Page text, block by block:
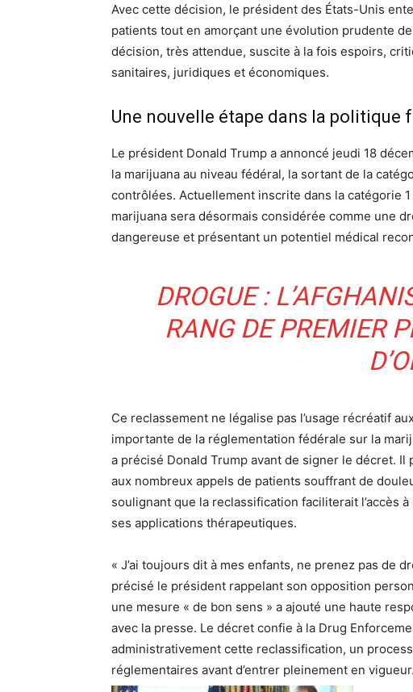
Avec cette décision, le président des États-Unis
patients tout en amorçant une évolution prudente
décision, très attendue, suscite à la fois espoirs,
sanitaires, juridiques et économiques.
Une nouvelle étape dans la politique
Le président Donald Trump a annoncé jeudi 18
la marijuana au niveau fédéral, la sortant de la
contrôlées. Actuellement inscrite dans la catégorie
marijuana sera désormais considérée comme une
dangereuse et présentant un potentiel médical
DROGUE :
RANG DE PREMIER
Ce reclassement ne légalise pas l’usage récréatif
importante de la réglementation fédérale sur la
a précisé Donald Trump avant de signer le décret.
aux nombreux appels de patients souffrant de
soulignant que la reclassification faciliterait l’accès
ses applications thérapeutiques.
« J’ai toujours dit à mes enfants, ne prenez pas de
précisé le président rappelant son opposition
une mesure « de bon sens » a ajouté une haute
avec la presse. Le décret confie à la Drug
administrativement cette reclassification, un
réglementaires avant d’entrer pleinement en vigueur.